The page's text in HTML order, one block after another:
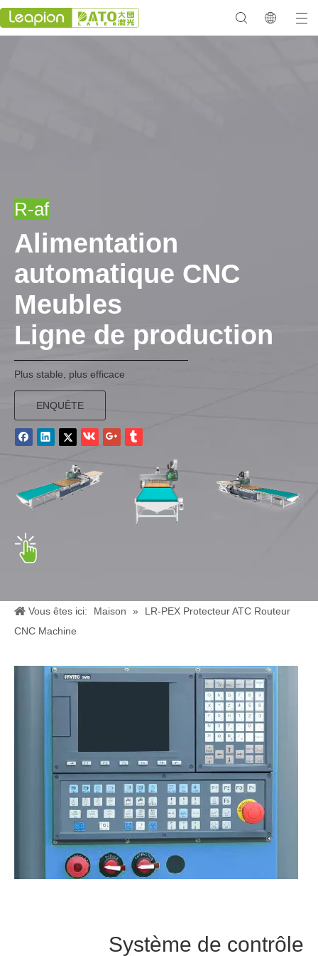
R-af
Alimentation
automatique CNC
Meubles
Ligne de production
Plus stable, plus efficace
ENQUÊTE
Vous êtes ici: Maison »
LR-PEX Protecteur ATC Routeur
CNC Machine
Système de contrôle